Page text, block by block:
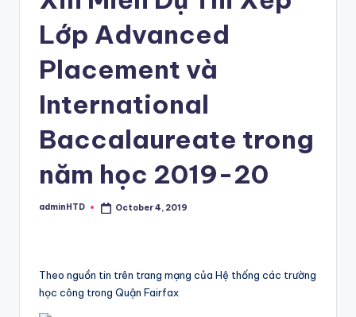
Lớp Advanced
Placement và
International
Baccalaureate trong
năm học 2019-20
Posted
adminHTD October 4, 2019
Theo nguồn tin trên trang mạng của Hệ thống các trường
học công trong Quận Fairfax